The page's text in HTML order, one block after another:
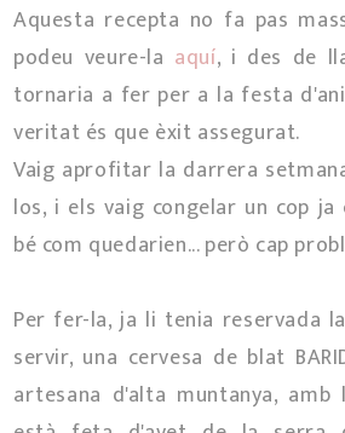
Aquesta recepta no fa pas
podeu veure-la aquí, i des de
tornaria a fer per a la festa
veritat és que èxit assegurat.
Vaig aprofitar la darrera
los, i els vaig congelar un cop ja
bé com quedarien... però cap
Per fer-la, ja li tenia reservada
servir, una cervesa de blat
artesana d'alta muntanya,